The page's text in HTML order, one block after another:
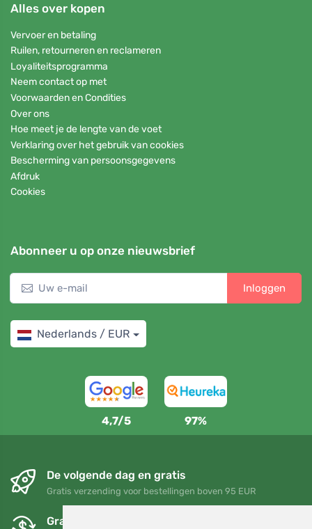
Alles over kopen
Vervoer en betaling
Ruilen, retourneren en reclameren
Loyaliteitsprogramma
Neem contact op met
Voorwaarden en Condities
Over ons
Hoe meet je de lengte van de voet
Verklaring over het gebruik van cookies
Bescherming van persoonsgegevens
Afdruk
Cookies
Abonneer u op onze nieuwsbrief
Inloggen
Nederlands / EUR
4,7/5 97%
De volgende dag en gratis
Gratis verzending voor bestellingen boven 95 EUR
Gratis ruilen en retourneren